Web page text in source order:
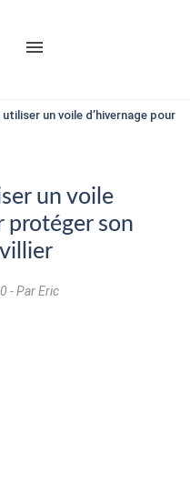
menu
un voile d’hivernage pour
un voile
protéger son
- Par Eric